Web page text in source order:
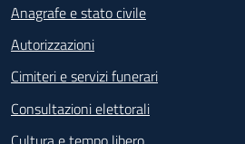
Anagrafe e stato civile
Autorizzazioni
Cimiteri e servizi funerari
Consultazioni elettorali